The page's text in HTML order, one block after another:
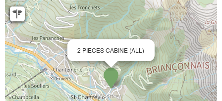
2 PIECES CABINE (ALL)